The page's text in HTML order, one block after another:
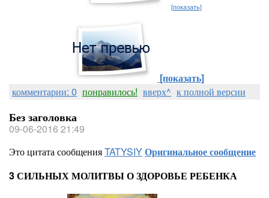
[показать]
[показать]
комментарии: 0 понравилось! вверх^ к полной версии
Без заголовка
09-06-2016 21:49
Это цитата сообщенияTATYSIYОригинальное сообщение
3 СИЛЬНЫХ МОЛИТВЫ О ЗДОРОВЬЕ РЕБЕНКА